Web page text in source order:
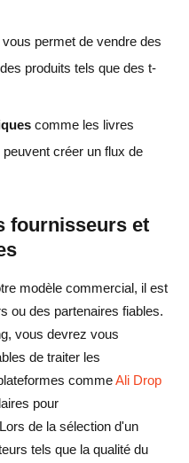
vous permet de vendre des
produits tels que des t-
comme les livres
créer un flux de
fournisseurs et
modèle commercial, il est
ou des partenaires fiables.
vous devrez vous
de traiter les
commeAli Drop
pour
de la sélection d'un
tels que la qualité du